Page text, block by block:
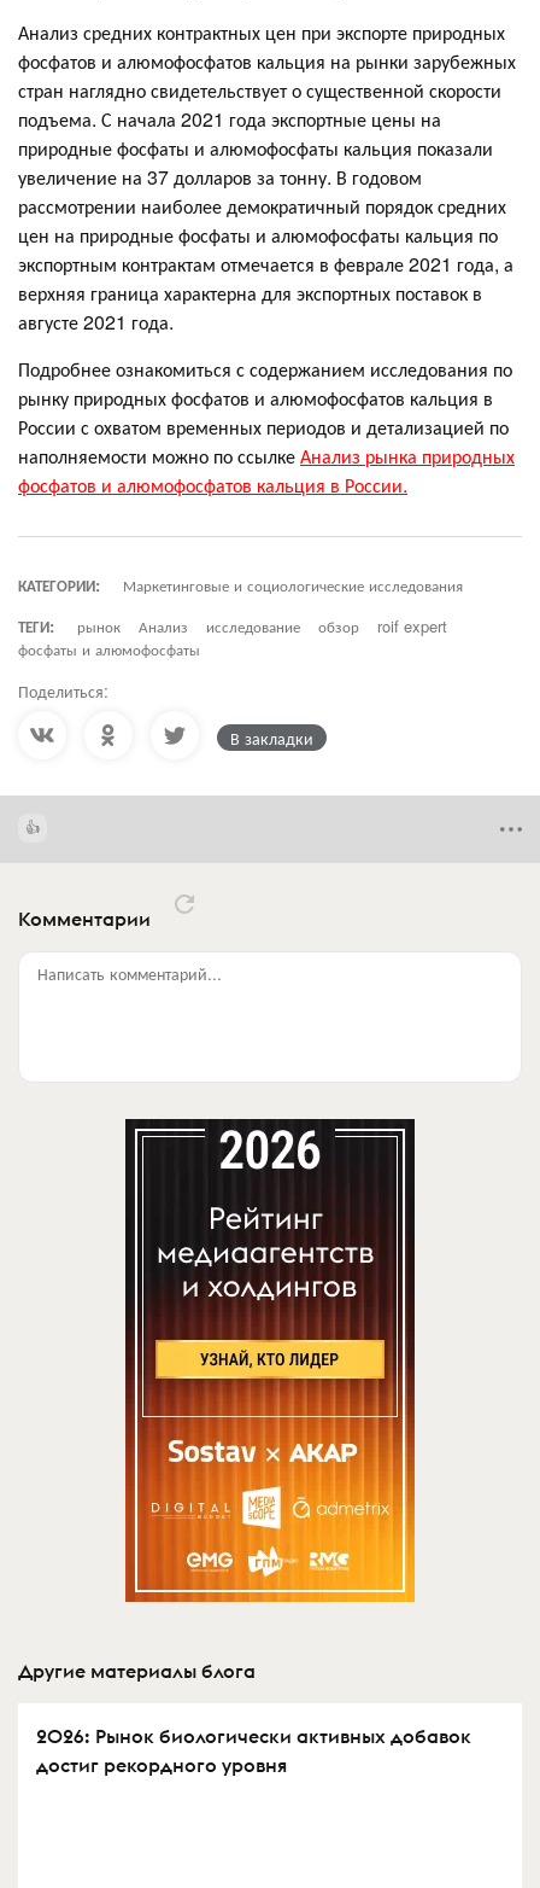
Анализ средних контрактных цен при экспорте природных
фосфатов и алюмофосфатов кальция на рынки зарубежных
стран наглядно свидетельствует о существенной скорости
подъема. С начала 2021 года экспортные цены на
природные фосфаты и алюмофосфаты кальция показали
увеличение на 37 долларов за тонну. В годовом
рассмотрении наиболее демократичный порядок средних
цен на природные фосфаты и алюмофосфаты кальция по
экспортным контрактам отмечается в феврале 2021 года, а
верхняя граница характерна для экспортных поставок в
августе 2021 года.
Подробнее ознакомиться с содержанием исследования по
рынку природных фосфатов и алюмофосфатов кальция в
России с охватом временных периодов и детализацией по
наполняемости можно по ссылкеАнализ рынка природных
фосфатов и алюмофосфатов кальция в России.
КАТЕГОРИИ:
Маркетинговые и социологические исследования
ТЕГИ:
рынок Анализ исследование обзор
roif expert
фосфаты и алюмофосфаты
Поделиться:
В закладки
Комментарии
Написать комментарий...
Другие материалы блога
2026: Рынок биологически активных добавок
достиг рекордного уровня